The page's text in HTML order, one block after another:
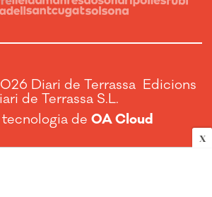
X
Diari de Terrassa Edicions
de Terrassa S.L.
de OA Cloud